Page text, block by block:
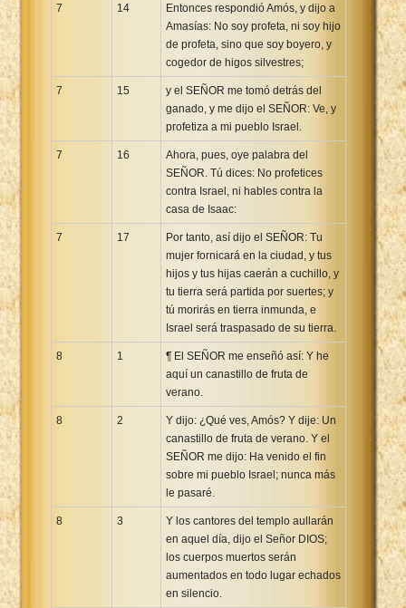
7 14
Entonces respondió Amós, y dijo a
Amasías: No soy profeta, ni soy hijo
de profeta, sino que soy boyero, y
cogedor de higos silvestres;
7 15
y el SEÑOR me tomó detrás del
ganado, y me dijo el SEÑOR: Ve, y
profetiza a mi pueblo Israel.
7 16
Ahora, pues, oye palabra del
SEÑOR. Tú dices: No profetices
contra Israel, ni hables contra la
casa de Isaac:
7 17
Por tanto, así dijo el SEÑOR: Tu
mujer fornicará en la ciudad, y tus
hijos y tus hijas caerán a cuchillo, y
tu tierra será partida por suertes; y
tú morirás en tierra inmunda, e
Israel será traspasado de su tierra.
8 1
¶ El SEÑOR me enseñó así: Y he
aquí un canastillo de fruta de
verano.
8 2
Y dijo: ¿Qué ves, Amós? Y dije: Un
canastillo de fruta de verano. Y el
SEÑOR me dijo: Ha venido el fin
sobre mi pueblo Israel; nunca más
le pasaré.
8 3
Y los cantores del templo aullarán
en aquel día, dijo el Señor DIOS;
los cuerpos muertos serán
aumentados en todo lugar echados
en silencio.